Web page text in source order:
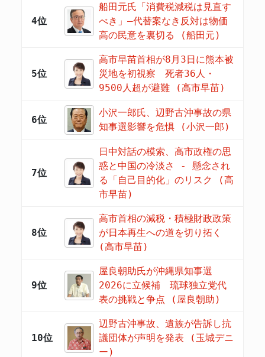
4位
船田元氏「消費税減税は見直す
べき」―代替案なき反対は物価
高の民意を裏切る (船田元)
5位
高市早苗首相が8月3日に熊本被
災地を初視察 死者36人・
9500人超が避難 (高市早苗)
6位
小沢一郎氏、辺野古沖事故の県
知事選影響を危惧 (小沢一郎)
7位
日中対話の模索、高市政権の思
惑と中国の冷淡さ - 懸念され
る「自己目的化」のリスク (高
市早苗)
8位
高市首相の減税・積極財政政策
が日本再生への道を切り拓く
(高市早苗)
9位
屋良朝助氏が沖縄県知事選
2026に立候補 琉球独立党代
表の挑戦と争点 (屋良朝助)
10位
辺野古沖事故、遺族が告訴し抗
議団体が声明を発表 (玉城デニ
ー)